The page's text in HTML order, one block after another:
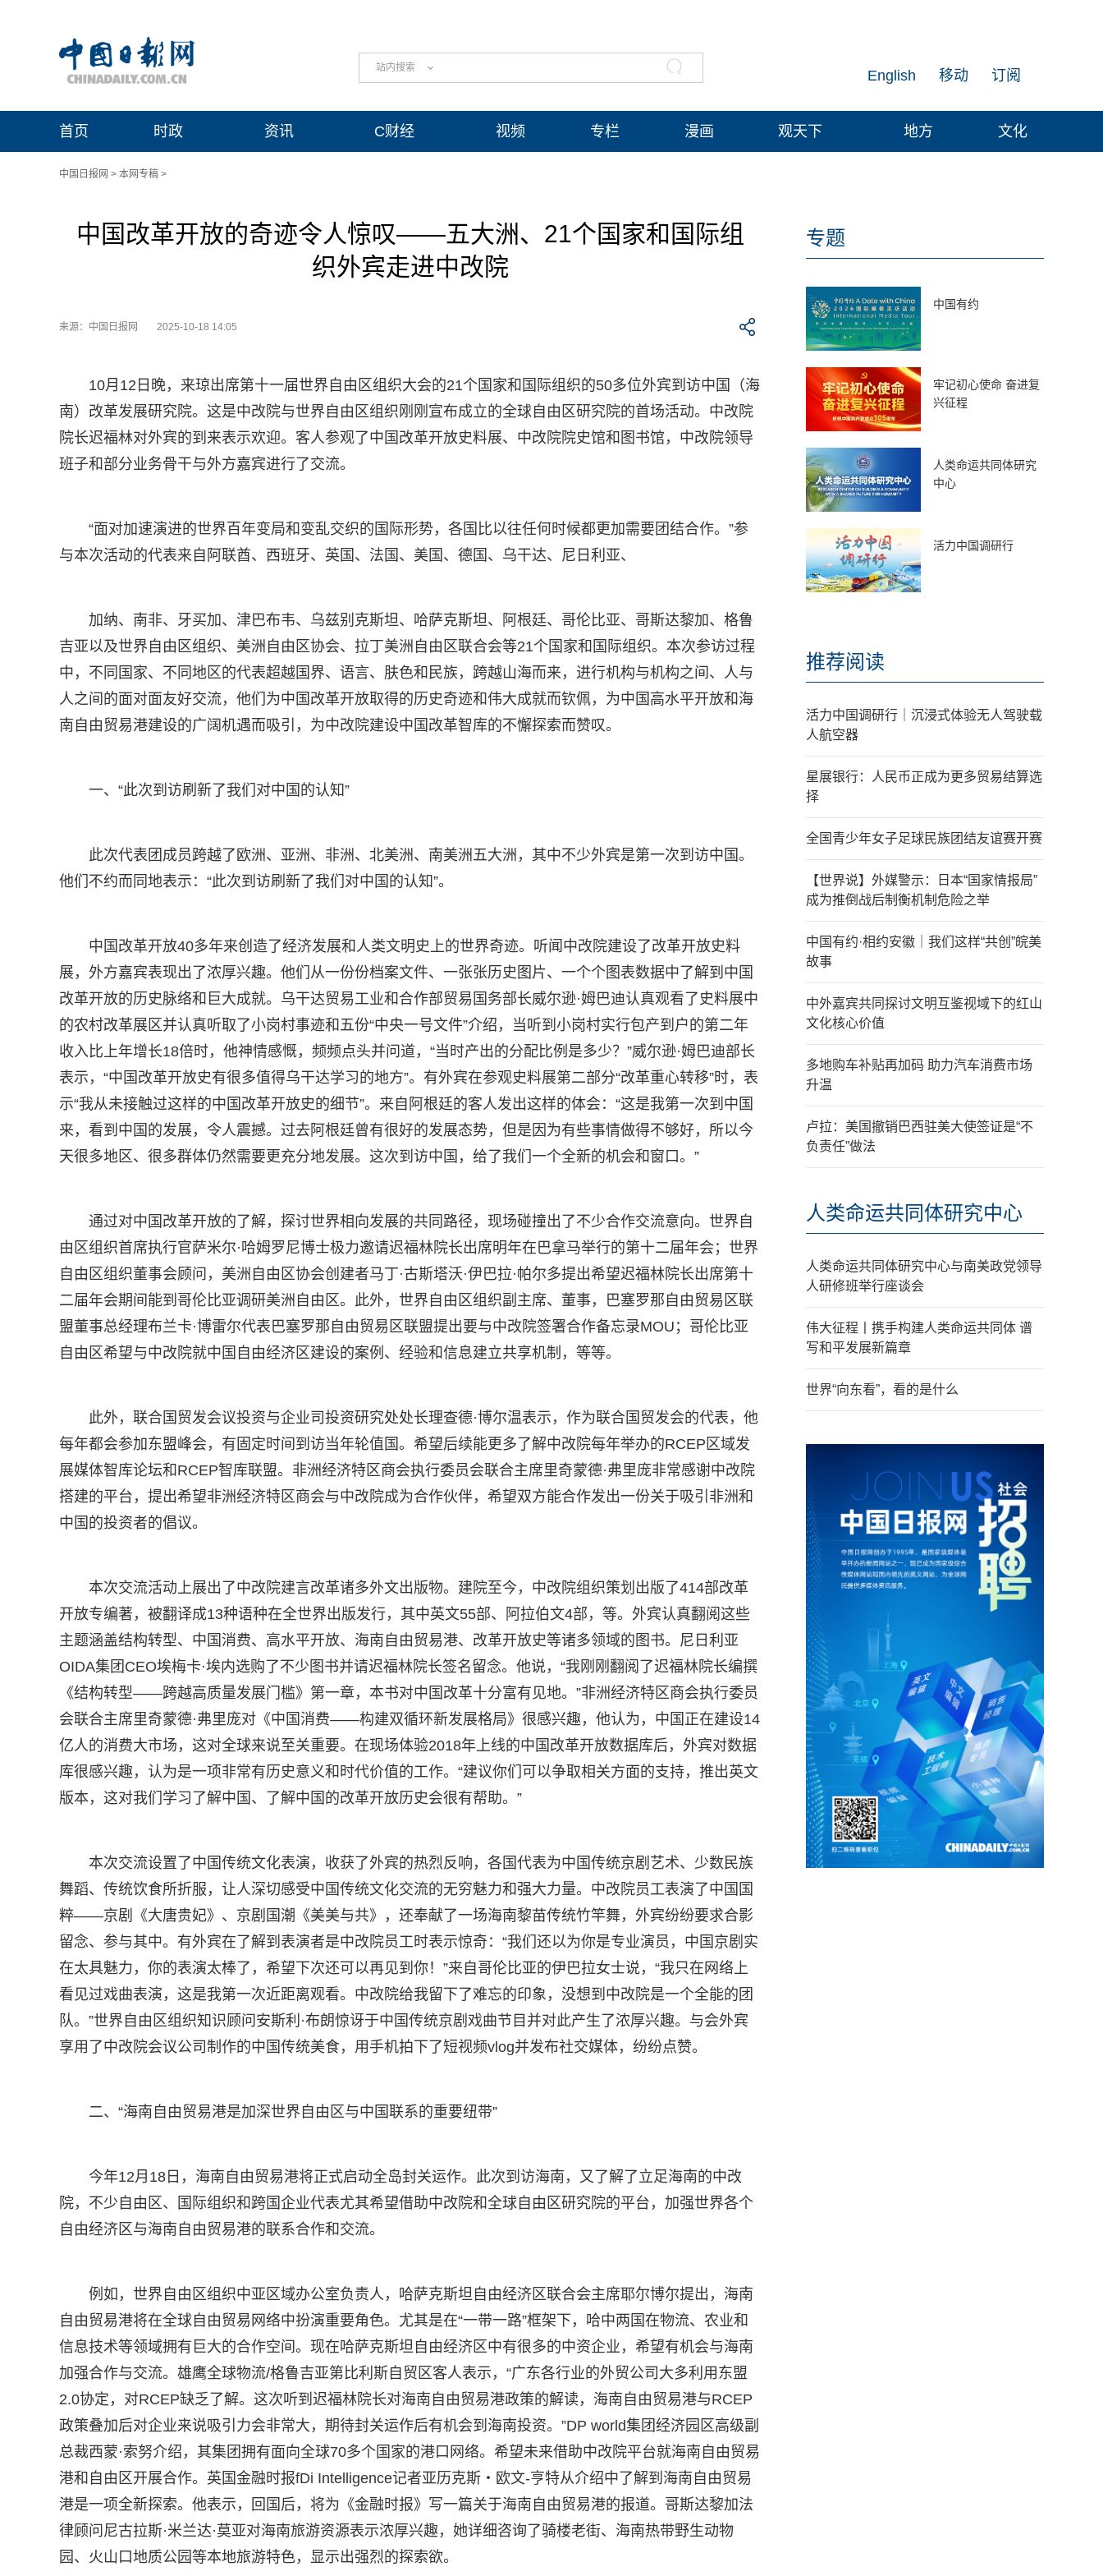
站内搜索 订阅
移动
English
首页 时政 资讯 C财经 视频 专栏 漫画 观天下 地方 文化
中国日报网 > 本网专稿 >
中国改革开放的奇迹令人惊叹——五大洲、21个国家和国际组
织外宾走进中改院
来源：中国日报网 2025-10-18 14:05
10月12日晚，来琼出席第十一届世界自由区组织大会的21个国家和国际组织的50多位外宾到访中国（海
南）改革发展研究院。这是中改院与世界自由区组织刚刚宣布成立的全球自由区研究院的首场活动。中改院
院长迟福林对外宾的到来表示欢迎。客人参观了中国改革开放史料展、中改院院史馆和图书馆，中改院领导
班子和部分业务骨干与外方嘉宾进行了交流。
“面对加速演进的世界百年变局和变乱交织的国际形势，各国比以往任何时候都更加需要团结合作。”参
与本次活动的代表来自阿联酋、西班牙、英国、法国、美国、德国、乌干达、尼日利亚、
加纳、南非、牙买加、津巴布韦、乌兹别克斯坦、哈萨克斯坦、阿根廷、哥伦比亚、哥斯达黎加、格鲁
吉亚以及世界自由区组织、美洲自由区协会、拉丁美洲自由区联合会等21个国家和国际组织。本次参访过程
中，不同国家、不同地区的代表超越国界、语言、肤色和民族，跨越山海而来，进行机构与机构之间、人与
人之间的面对面友好交流，他们为中国改革开放取得的历史奇迹和伟大成就而钦佩，为中国高水平开放和海
南自由贸易港建设的广阔机遇而吸引，为中改院建设中国改革智库的不懈探索而赞叹。
一、“此次到访刷新了我们对中国的认知”
此次代表团成员跨越了欧洲、亚洲、非洲、北美洲、南美洲五大洲，其中不少外宾是第一次到访中国。
他们不约而同地表示：“此次到访刷新了我们对中国的认知”。
中国改革开放40多年来创造了经济发展和人类文明史上的世界奇迹。听闻中改院建设了改革开放史料
展，外方嘉宾表现出了浓厚兴趣。他们从一份份档案文件、一张张历史图片、一个个图表数据中了解到中国
改革开放的历史脉络和巨大成就。乌干达贸易工业和合作部贸易国务部长威尔逊·姆巴迪认真观看了史料展中
的农村改革展区并认真听取了小岗村事迹和五份“中央一号文件”介绍，当听到小岗村实行包产到户的第二年
收入比上年增长18倍时，他神情感慨，频频点头并问道，“当时产出的分配比例是多少？”威尔逊·姆巴迪部长
表示，“中国改革开放史有很多值得乌干达学习的地方”。有外宾在参观史料展第二部分“改革重心转移”时，表
示“我从未接触过这样的中国改革开放史的细节”。来自阿根廷的客人发出这样的体会：“这是我第一次到中国
来，看到中国的发展，令人震撼。过去阿根廷曾有很好的发展态势，但是因为有些事情做得不够好，所以今
天很多地区、很多群体仍然需要更充分地发展。这次到访中国，给了我们一个全新的机会和窗口。”
通过对中国改革开放的了解，探讨世界相向发展的共同路径，现场碰撞出了不少合作交流意向。世界自
由区组织首席执行官萨米尔·哈姆罗尼博士极力邀请迟福林院长出席明年在巴拿马举行的第十二届年会；世界
自由区组织董事会顾问，美洲自由区协会创建者马丁·古斯塔沃·伊巴拉·帕尔多提出希望迟福林院长出席第十
二届年会期间能到哥伦比亚调研美洲自由区。此外，世界自由区组织副主席、董事，巴塞罗那自由贸易区联
盟董事总经理布兰卡·博雷尔代表巴塞罗那自由贸易区联盟提出要与中改院签署合作备忘录MOU；哥伦比亚
自由区希望与中改院就中国自由经济区建设的案例、经验和信息建立共享机制，等等。
此外，联合国贸发会议投资与企业司投资研究处处长理查德·博尔温表示，作为联合国贸发会的代表，他
每年都会参加东盟峰会，有固定时间到访当年轮值国。希望后续能更多了解中改院每年举办的RCEP区域发
展媒体智库论坛和RCEP智库联盟。非洲经济特区商会执行委员会联合主席里奇蒙德·弗里庞非常感谢中改院
搭建的平台，提出希望非洲经济特区商会与中改院成为合作伙伴，希望双方能合作发出一份关于吸引非洲和
中国的投资者的倡议。
本次交流活动上展出了中改院建言改革诸多外文出版物。建院至今，中改院组织策划出版了414部改革
开放专编著，被翻译成13种语种在全世界出版发行，其中英文55部、阿拉伯文4部，等。外宾认真翻阅这些
主题涵盖结构转型、中国消费、高水平开放、海南自由贸易港、改革开放史等诸多领域的图书。尼日利亚
OIDA集团CEO埃梅卡·埃内选购了不少图书并请迟福林院长签名留念。他说，“我刚刚翻阅了迟福林院长编撰
《结构转型——跨越高质量发展门槛》第一章，本书对中国改革十分富有见地。”非洲经济特区商会执行委员
会联合主席里奇蒙德·弗里庞对《中国消费——构建双循环新发展格局》很感兴趣，他认为，中国正在建设14
亿人的消费大市场，这对全球来说至关重要。在现场体验2018年上线的中国改革开放数据库后，外宾对数据
库很感兴趣，认为是一项非常有历史意义和时代价值的工作。“建议你们可以争取相关方面的支持，推出英文
版本，这对我们学习了解中国、了解中国的改革开放历史会很有帮助。”
本次交流设置了中国传统文化表演，收获了外宾的热烈反响，各国代表为中国传统京剧艺术、少数民族
舞蹈、传统饮食所折服，让人深切感受中国传统文化交流的无穷魅力和强大力量。中改院员工表演了中国国
粹——京剧《大唐贵妃》、京剧国潮《美美与共》，还奉献了一场海南黎苗传统竹竿舞，外宾纷纷要求合影
留念、参与其中。有外宾在了解到表演者是中改院员工时表示惊奇：“我们还以为你是专业演员，中国京剧实
在太具魅力，你的表演太棒了，希望下次还可以再见到你！”来自哥伦比亚的伊巴拉女士说，“我只在网络上
看见过戏曲表演，这是我第一次近距离观看。中改院给我留下了难忘的印象，没想到中改院是一个全能的团
队。”世界自由区组织知识顾问安斯利·布朗惊讶于中国传统京剧戏曲节目并对此产生了浓厚兴趣。与会外宾
享用了中改院会议公司制作的中国传统美食，用手机拍下了短视频vlog并发布社交媒体，纷纷点赞。
二、“海南自由贸易港是加深世界自由区与中国联系的重要纽带”
今年12月18日，海南自由贸易港将正式启动全岛封关运作。此次到访海南，又了解了立足海南的中改
院，不少自由区、国际组织和跨国企业代表尤其希望借助中改院和全球自由区研究院的平台，加强世界各个
自由经济区与海南自由贸易港的联系合作和交流。
例如，世界自由区组织中亚区域办公室负责人，哈萨克斯坦自由经济区联合会主席耶尔博尔提出，海南
自由贸易港将在全球自由贸易网络中扮演重要角色。尤其是在“一带一路”框架下，哈中两国在物流、农业和
信息技术等领域拥有巨大的合作空间。现在哈萨克斯坦自由经济区中有很多的中资企业，希望有机会与海南
加强合作与交流。雄鹰全球物流/格鲁吉亚第比利斯自贸区客人表示，“广东各行业的外贸公司大多利用东盟
2.0协定，对RCEP缺乏了解。这次听到迟福林院长对海南自由贸易港政策的解读，海南自由贸易港与RCEP
政策叠加后对企业来说吸引力会非常大，期待封关运作后有机会到海南投资。”DP world集团经济园区高级副
总裁西蒙·索努介绍，其集团拥有面向全球70多个国家的港口网络。希望未来借助中改院平台就海南自由贸易
港和自由区开展合作。英国金融时报fDi Intelligence记者亚历克斯・欧文-亨特从介绍中了解到海南自由贸易
港是一项全新探索。他表示，回国后，将为《金融时报》写一篇关于海南自由贸易港的报道。哥斯达黎加法
律顾问尼古拉斯·米兰达·莫亚对海南旅游资源表示浓厚兴趣，她详细咨询了骑楼老街、海南热带野生动物
园、火山口地质公园等本地旅游特色，显示出强烈的探索欲。
专题
中国有约
牢记初心使命 奋进复
兴征程
人类命运共同体研究
中心
活力中国调研行
推荐阅读
活力中国调研行｜沉浸式体验无人驾驶载
人航空器
星展银行：人民币正成为更多贸易结算选
择
全国青少年女子足球民族团结友谊赛开赛
【世界说】外媒警示：日本“国家情报局”
成为推倒战后制衡机制危险之举
中国有约·相约安徽｜我们这样“共创”皖美
故事
中外嘉宾共同探讨文明互鉴视域下的红山
文化核心价值
多地购车补贴再加码 助力汽车消费市场
升温
卢拉：美国撤销巴西驻美大使签证是“不
负责任”做法
人类命运共同体研究中心
人类命运共同体研究中心与南美政党领导
人研修班举行座谈会
伟大征程丨携手构建人类命运共同体 谱
写和平发展新篇章
世界“向东看”，看的是什么